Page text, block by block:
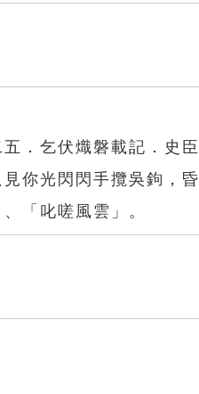
．乞伏熾磐載記．史臣
你光閃閃手攬吳鉤，昏
「叱嗟風雲」。